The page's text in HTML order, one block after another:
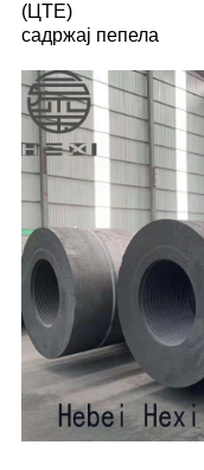
(ЦТЕ)
садржај пепела